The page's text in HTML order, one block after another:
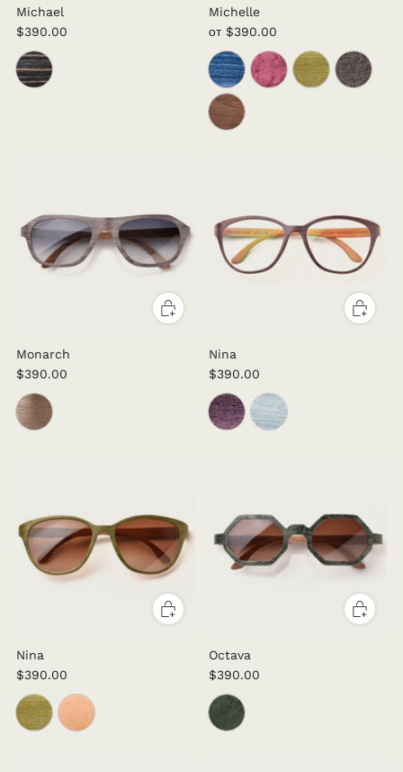
Michael
$390.00
Michelle
от $390.00
Monarch
$390.00
Nina
$390.00
Nina
$390.00
Octava
$390.00